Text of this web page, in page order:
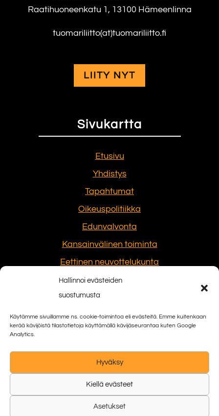
Hallinnoi evästeiden
suostumusta
Käytämme sivuillamme ns. cookie-toimintoa eli evästeitä. Emme kuitenkaan
kerää kävijöistä tilastotietoja käyttämällä kävijäseurantaa kuten Google
Analytics.
Hyväksy
Kiellä evästeet
Asetukset
Raatihuoneenkatu 1, 13100 Hämeenlinna
tuomariliitto(at)tuomariliitto.fi
LIITY NYT
Sivukartta
Etusivu
Yhdistys
Tapahtumat
Oikeuspolitiikka
Edunvalvonta
Kansainvälinen toiminta
Eettinen neuvottelukunta
© 2023 Suomen tuomariliitto ry |